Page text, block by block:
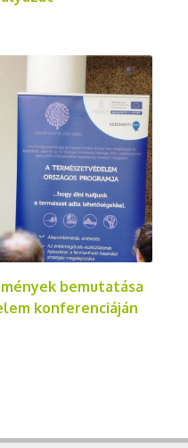
bemutatása
konferenciáján